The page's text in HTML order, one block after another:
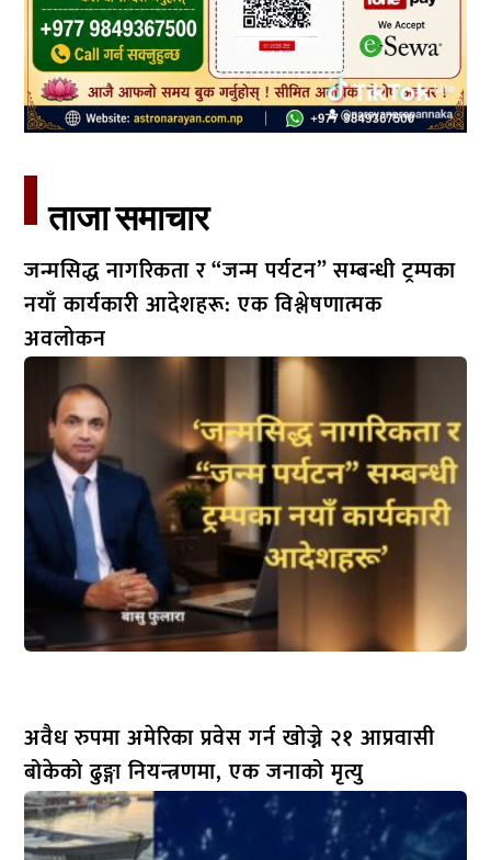
ताजा समाचार​
जन्मसिद्ध नागरिकता र “जन्म पर्यटन” सम्बन्धी ट्रम्पका
नयाँ कार्यकारी आदेशहरू: एक विश्लेषणात्मक
अवलोकन
अवैध रुपमा अमेरिका प्रवेस गर्न खोज्ने २१ आप्रवासी
बोकेको ढुङ्गा नियन्त्रणमा, एक जनाको मृत्यु